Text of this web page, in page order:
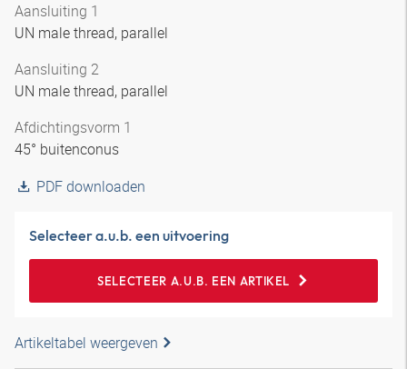
Aansluiting 1
UN male thread, parallel
Aansluiting 2
UN male thread, parallel
Afdichtingsvorm 1
45° buitenconus
PDF downloaden
Selecteer a.u.b. een uitvoering
SELECTEER A.U.B. EEN ARTIKEL
Artikeltabel weergeven